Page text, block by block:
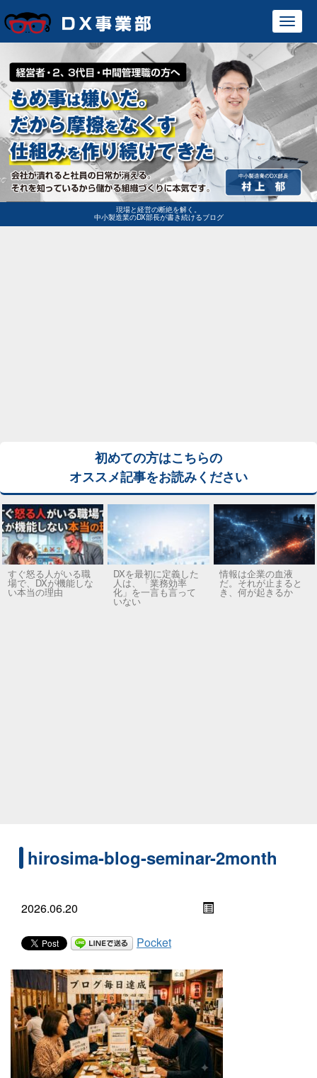
現場と経営の断絶を解く。
中小製造業のDX部長が書き続けるブログ
初めての方はこちらの
オススメ記事をお読みください
すぐ怒る人がいる職
場で、DXが機能しな
い本当の理由
DXを最初に定義した
人は、「業務効率
化」を一言も言って
いない
情報は企業の血液
だ。それが止まると
き、何が起きるか
hirosima-blog-seminar-2month
2026.06.20
Pocket